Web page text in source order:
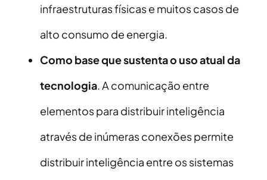
infraestruturas físicas e muitos casos de
alto consumo de energia.
Como base que sustenta o uso atual da
tecnologia. A comunicação entre
elementos para distribuir inteligência
através de inúmeras conexões permite
distribuir inteligência entre os sistemas